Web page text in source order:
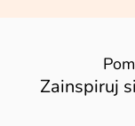
Zainspiruj